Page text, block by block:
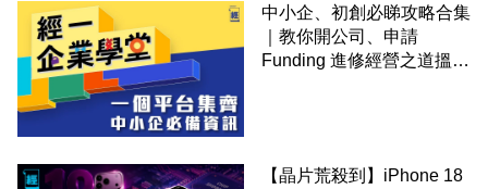
中小企、初創必睇攻略合集
｜教你開公司、申請
Funding 進修經營之道搵大
【晶片荒殺到】iPhone 18